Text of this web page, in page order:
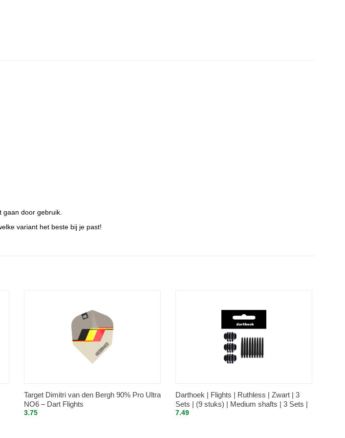
door gebruik.
variant het beste bij je past!
Target Dimitri van den Bergh 90% Pro Ultra
NO6 – Dart Flights
3.75
Darthoek | Flights | Ruthless | Zwart | 3
Sets | (9 stuks) | Medium shafts | 3 Sets |
(9 stuks) | + 1 Set Darthoek flights
7.49